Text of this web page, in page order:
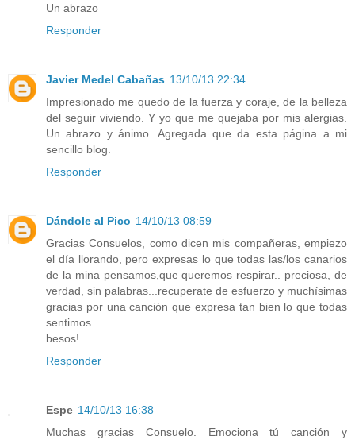
Un abrazo
Responder
Javier Medel Cabañas 13/10/13 22:34
Impresionado me quedo de la fuerza y coraje, de la belleza
del seguir viviendo. Y yo que me quejaba por mis alergias.
Un abrazo y ánimo. Agregada que da esta página a mi
sencillo blog.
Responder
Dándole al Pico 14/10/13 08:59
Gracias Consuelos, como dicen mis compañeras, empiezo
el día llorando, pero expresas lo que todas las/los canarios
de la mina pensamos,que queremos respirar.. preciosa, de
verdad, sin palabras...recuperate de esfuerzo y muchísimas
gracias por una canción que expresa tan bien lo que todas
sentimos.
besos!
Responder
Espe 14/10/13 16:38
Muchas gracias Consuelo. Emociona tú canción y